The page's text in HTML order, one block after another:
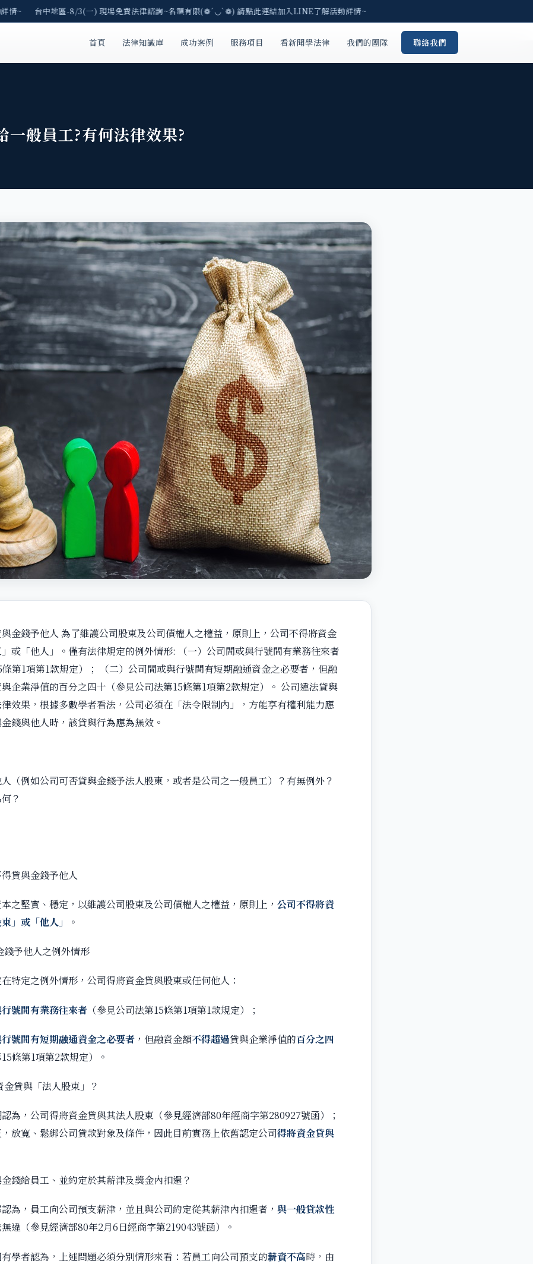
台中地區-8/3(一) 現場免費法律諮詢~名額有限(❁´◡`❁) 請點此連結加入LINE了解活動詳情~
首頁 法律知識庫 成功案例 服務項目 看新聞學法律 我們的團隊 聯絡我們
一般員工?有何法律效果?
金錢予他人 為了維護公司股東及公司債權人之權益，原則上，公司不得將資金
或「他人」。僅有法律規定的例外情形: （一）公司間或與行號間有業務往來者
條第1項第1款規定）； （二）公司間或與行號間有短期融通資金之必要者，但融
企業淨值的百分之四十（參見公司法第15條第1項第2款規定）。 公司違法貸與
效果，根據多數學者看法，公司必須在「法令限制內」，方能享有權利能力應
錢與他人時，該貸與行為應為無效。
（例如公司可否貸與金錢予法人股東，或者是公司之一般員工）？有無例外？
？
貸與金錢予他人
之堅實、穩定，以維護公司股東及公司債權人之權益，原則上， 公司不得將資
」或「他人」
。
錢予他人之例外情形
特定之例外情形，公司得將資金貸與股東或任何他人：
號間有業務往來者 （參見公司法第15條第1項第1款規定）；
號間有短期融通資金之必要者 ，但融資金額不得超過貸與企業淨值的百分之四
15條第1項第2款規定）。
貸與「法人股東」？
為，公司得將資金貸與其法人股東（參見經濟部80年經商字第280927號函）；
放寬、鬆綁公司貸款對象及條件，因此目前實務上依舊認定公司得將資金貸與
錢給員工、並約定於其薪津及獎金內扣還？
認為，員工向公司預支薪津，並且與公司約定從其薪津內扣還者， 與一般貸款性
無違（參見經濟部80年2月6日經商字第219043號函）。
有學者認為，上述問題必須分別情形來看：若員工向公司預支的薪資不高時，由